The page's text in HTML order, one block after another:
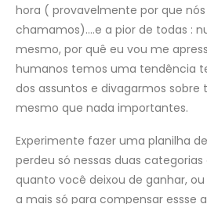
hora ( provavelmente por que
chamamos)….e a pior de todas :
mesmo, por quê eu vou me
humanos temos uma tendência
dos assuntos e divagarmos sobre
mesmo que nada importantes.
Experimente fazer uma planilha
perdeu só nessas duas
quanto você deixou de ganhar,
a mais só para compensar essse